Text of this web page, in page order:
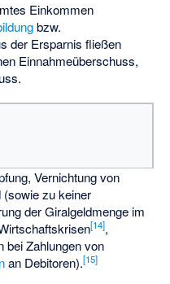
Einkommen
bzw.
der Ersparnis fließen
Einnahmeüberschuss,
Vernichtung von
(sowie zu keiner
der Giralgeldmenge im
[14],
bei Zahlungen von
an Debitoren).[15]